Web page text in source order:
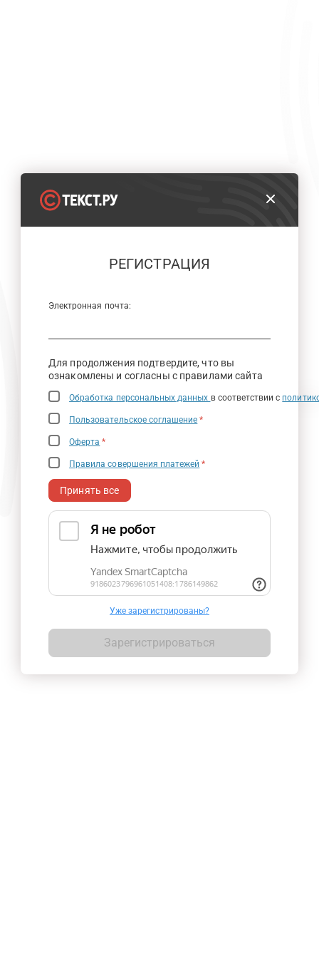
РЕГИСТРАЦИЯ
Электронная почта:
Для продолжения подтвердите, что вы
ознакомлены и согласны с правилами сайта
Обработка персональных данных в соответствии с
Пользовательское соглашение *
Оферта *
Правила совершения платежей *
Принять все
Уже зарегистрированы?
Зарегистрироваться